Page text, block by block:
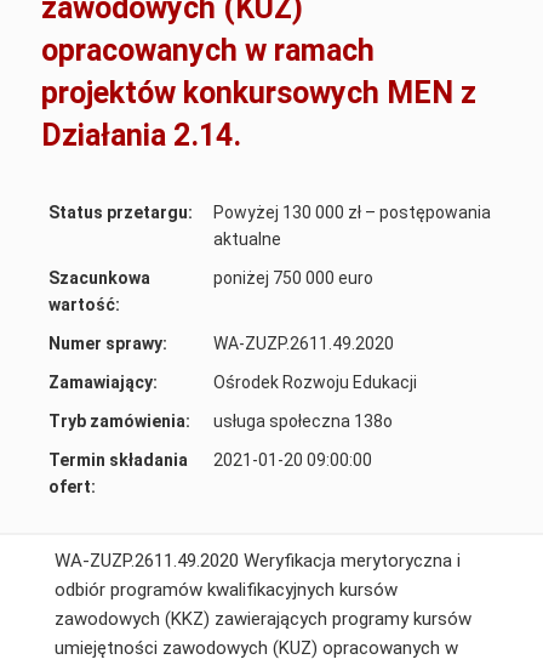
zawodowych (KUZ)
opracowanych w ramach
projektów konkursowych MEN z
Działania 2.14.
Status przetargu:
Powyżej 130 000 zł – postępowania
aktualne
Szacunkowa
wartość:
poniżej 750 000 euro
Numer sprawy:
WA-ZUZP.2611.49.2020
Zamawiający:
Ośrodek Rozwoju Edukacji
Tryb zamówienia:
usługa społeczna 138o
Termin składania
ofert:
2021-01-20 09:00:00
WA-ZUZP.2611.49.2020 Weryfikacja merytoryczna i
odbiór programów kwalifikacyjnych kursów
zawodowych (KKZ) zawierających programy kursów
umiejętności zawodowych (KUZ) opracowanych w